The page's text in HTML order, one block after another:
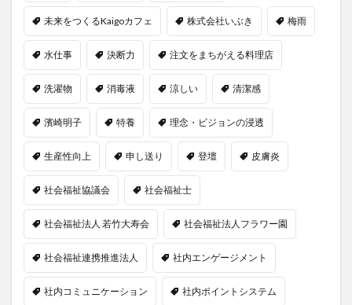
未来をつくるKaigoカフェ 株式会社いぶき 梅雨
水仕事 決断力 注文をまちがえる料理店
洗濯物 消毒液 涼しい 清潔感
濱崎明子 特養 理念・ビジョンの浸透
生産性向上 申し送り 登壇 皮膚炎
社会福祉協議会 社会福祉士
社会福祉法人 若竹大寿会 社会福祉法人フラワー園
社会福祉連携推進法人 社内エンゲージメント
社内コミュニケーション 社内ポイントシステム